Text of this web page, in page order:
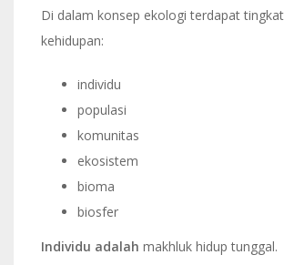
Di dalam konsep ekologi terdapat
kehidupan:
individu
populasi
komunitas
ekosistem
bioma
biosfer
Individu adalah makhluk hidup tunggal.